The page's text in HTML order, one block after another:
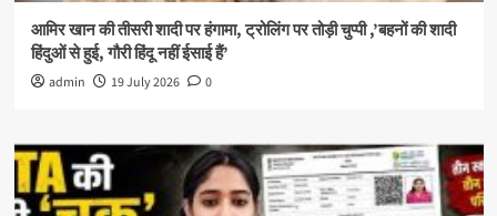
आमिर खान की तीसरी शादी पर हंगामा, ट्रोलिंग पर तोड़ी चुप्पी ,’बहनों की शादी
हिंदुओं से हुई, गौरी हिंदू नहीं ईसाई हैं’
admin 19 July 2026 0